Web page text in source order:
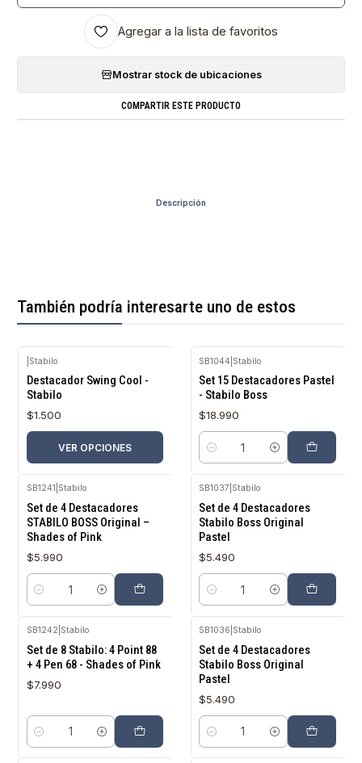
Agregar a la lista de favoritos
Mostrar stock de ubicaciones
COMPARTIR ESTE PRODUCTO
Descripción
También podría interesarte uno de estos
Stabilo
Destacador Swing Cool -
Stabilo
$1.500
VER OPCIONES
SB1044 Stabilo
Set 15 Destacadores Pastel
- Stabilo Boss
$18.990
Cantidad
SB1241 Stabilo
Set de 4 Destacadores
STABILO BOSS Original –
Shades of Pink
$5.990
Cantidad
SB1037 Stabilo
Set de 4 Destacadores
Stabilo Boss Original
Pastel
$5.490
Cantidad
SB1242 Stabilo
Set de 8 Stabilo: 4 Point 88
+ 4 Pen 68 - Shades of Pink
$7.990
Cantidad
SB1036 Stabilo
Set de 4 Destacadores
Stabilo Boss Original
Pastel
$5.490
Cantidad